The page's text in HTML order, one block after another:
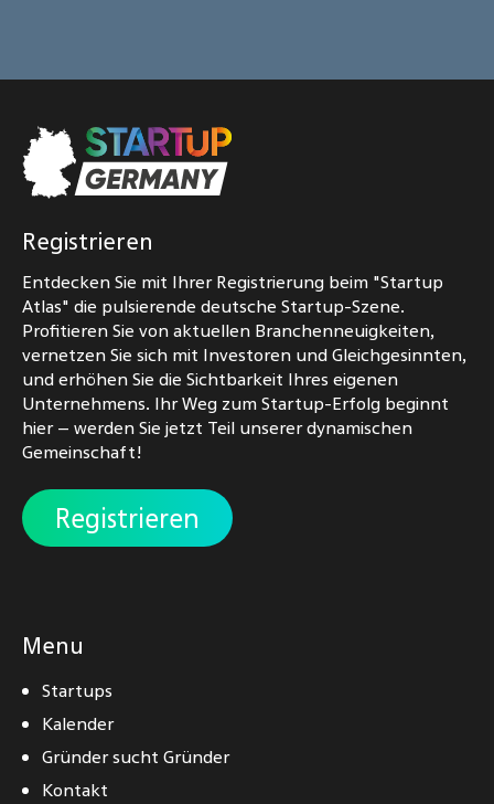
Registrieren
Entdecken Sie mit Ihrer Registrierung beim "Startup
Atlas" die pulsierende deutsche Startup-Szene.
Profitieren Sie von aktuellen Branchenneuigkeiten,
vernetzen Sie sich mit Investoren und Gleichgesinnten,
und erhöhen Sie die Sichtbarkeit Ihres eigenen
Unternehmens. Ihr Weg zum Startup-Erfolg beginnt
hier – werden Sie jetzt Teil unserer dynamischen
Gemeinschaft!
Registrieren
Menu
Startups
Kalender
Gründer sucht Gründer
Kontakt